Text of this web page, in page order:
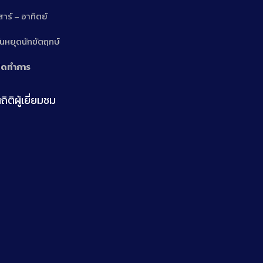
าร์ – อาทิตย์
หยุดนักขัตฤกษ์
ทำการ
ติผู้เยี่ยมชม